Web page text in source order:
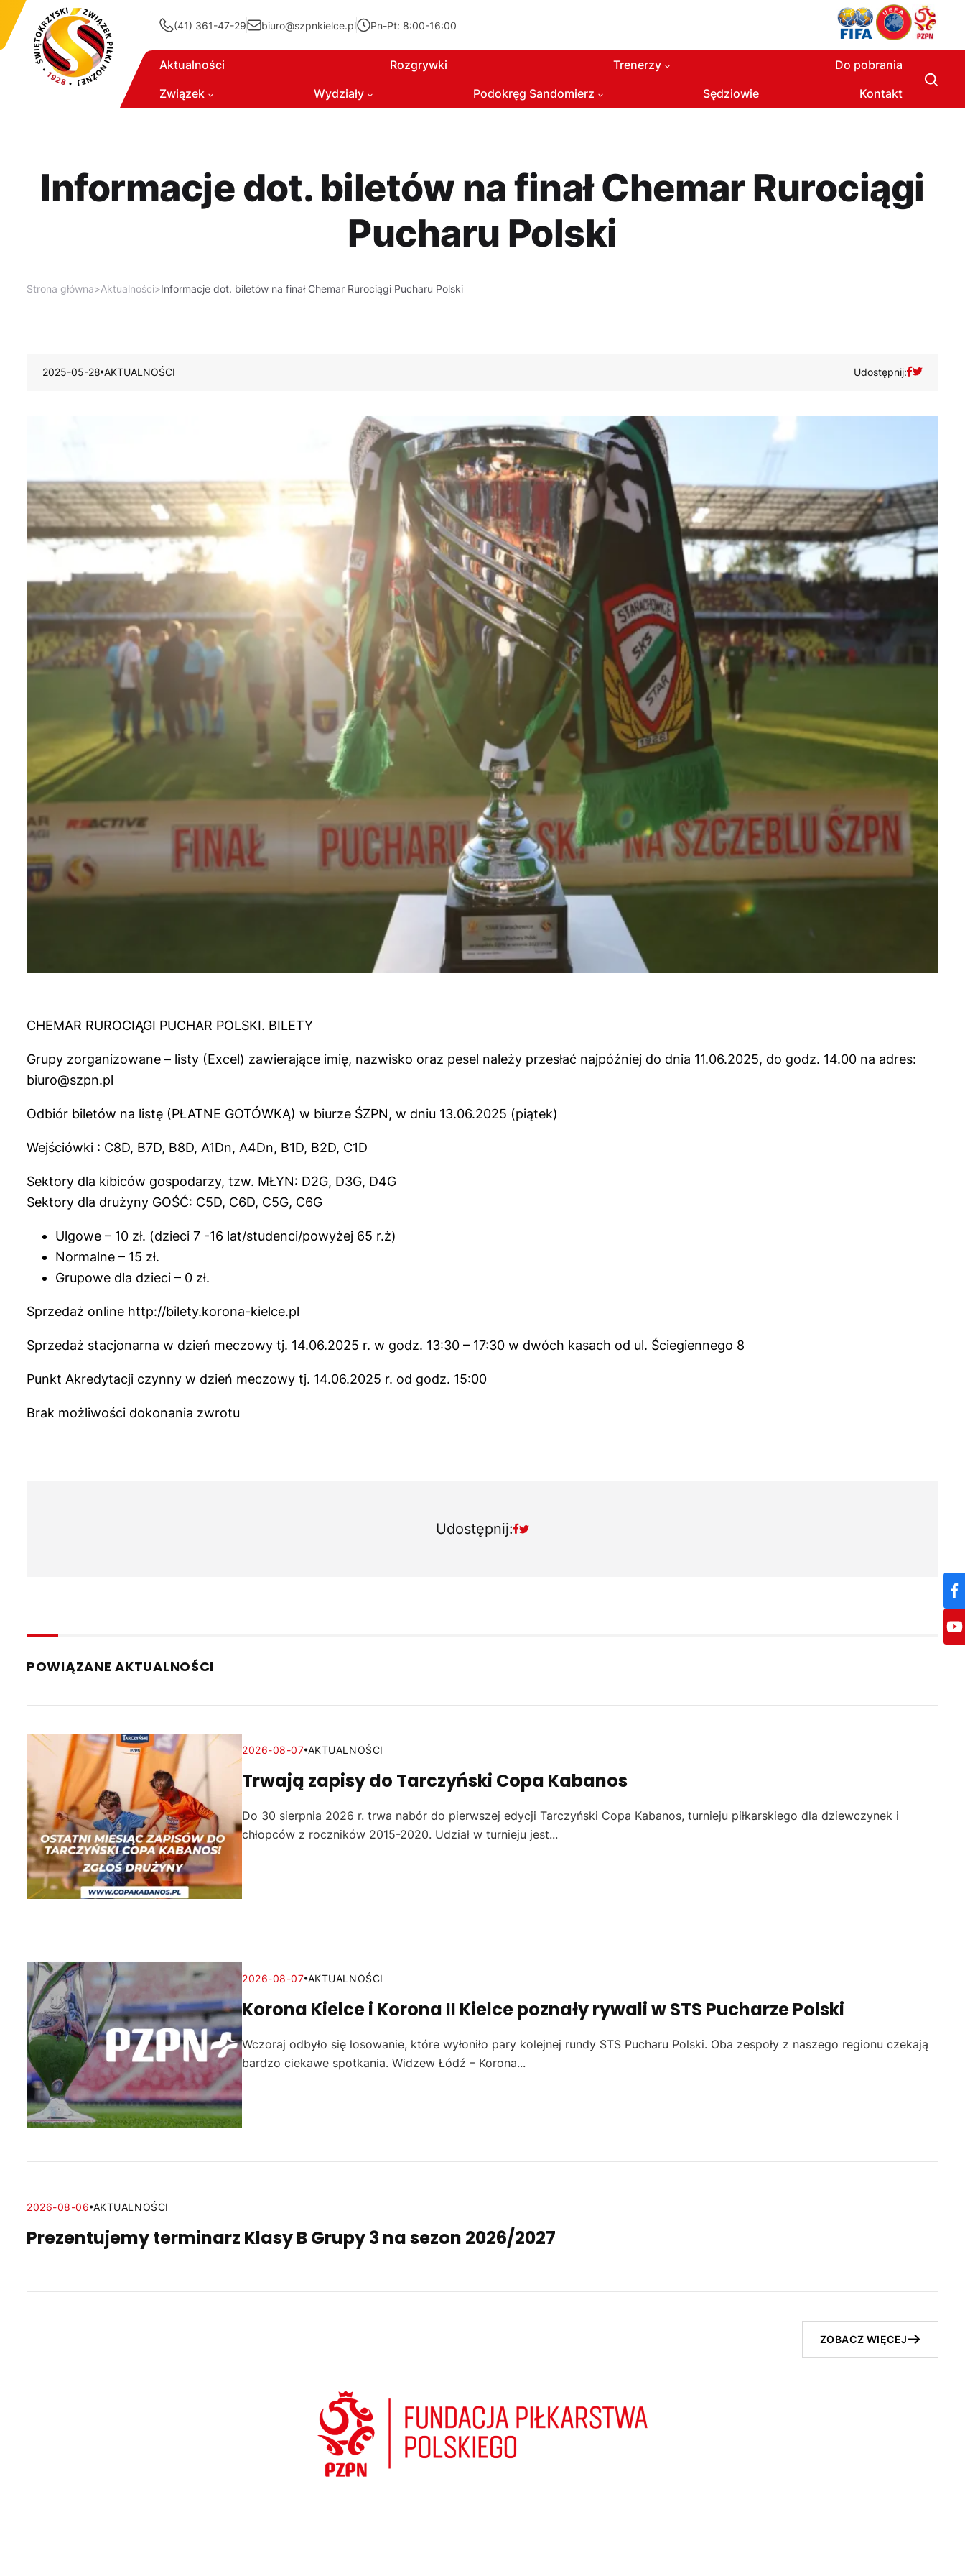
(41) 361-47-29 biuro@szpnkielce.pl Pn-Pt: 8:00-16:00
Związek
Aktualności
Wydziały
Rozgrywki
Podokręg Sandomierz
Trenerzy
Sędziowie
Do pobrania
Kontakt
Informacje dot. biletów na finał Chemar Rurociągi
Pucharu Polski
Strona główna>Aktualności>Informacje dot. biletów na finał Chemar Rurociągi Pucharu Polski
2025-05-28 AKTUALNOŚCI Udostępnij:
CHEMAR RUROCIĄGI PUCHAR POLSKI. BILETY
Grupy zorganizowane – listy (Excel) zawierające imię, nazwisko oraz pesel należy przesłać najpóźniej do dnia 11.06.2025, do godz. 14.00 na adres:
biuro@szpn.pl
Odbiór biletów na listę (PŁATNE GOTÓWKĄ) w biurze ŚZPN, w dniu 13.06.2025 (piątek)
Wejściówki : C8D, B7D, B8D, A1Dn, A4Dn, B1D, B2D, C1D
Sektory dla kibiców gospodarzy, tzw. MŁYN: D2G, D3G, D4G
Sektory dla drużyny GOŚĆ: C5D, C6D, C5G, C6G
Ulgowe – 10 zł. (dzieci 7 -16 lat/studenci/powyżej 65 r.ż)
Normalne – 15 zł.
Grupowe dla dzieci – 0 zł.
Sprzedaż online http://bilety.korona-kielce.pl
Sprzedaż stacjonarna w dzień meczowy tj. 14.06.2025 r. w godz. 13:30 – 17:30 w dwóch kasach od ul. Ściegiennego 8
Punkt Akredytacji czynny w dzień meczowy tj. 14.06.2025 r. od godz. 15:00
Brak możliwości dokonania zwrotu
Udostępnij:
POWIĄZANE AKTUALNOŚCI
2026-08-07 AKTUALNOŚCI
Trwają zapisy do Tarczyński Copa Kabanos
Do 30 sierpnia 2026 r. trwa nabór do pierwszej edycji Tarczyński Copa Kabanos, turnieju piłkarskiego dla dziewczynek i
chłopców z roczników 2015-2020. Udział w turnieju jest...
2026-08-07 AKTUALNOŚCI
Korona Kielce i Korona II Kielce poznały rywali w STS Pucharze Polski
Wczoraj odbyło się losowanie, które wyłoniło pary kolejnej rundy STS Pucharu Polski. Oba zespoły z naszego regionu czekają
bardzo ciekawe spotkania. Widzew Łódź – Korona...
2026-08-06 AKTUALNOŚCI
Prezentujemy terminarz Klasy B Grupy 3 na sezon 2026/2027
ZOBACZ WIĘCEJ